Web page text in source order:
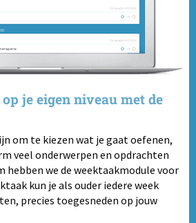
je eigen niveau met de
om te kiezen wat je gaat oefenen,
veel onderwerpen en opdrachten
hebben we de weektaakmodule voor
kun je als ouder iedere week
precies toegesneden op jouw